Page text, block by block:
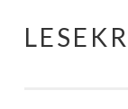
Springe